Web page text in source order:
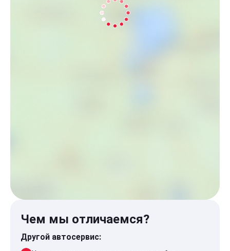
Чем мы отличаемся?
Другой автосервис: